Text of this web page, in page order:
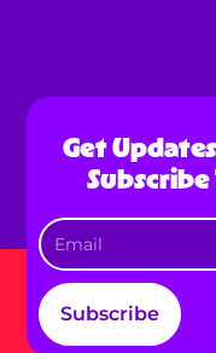
Get
Subscribe